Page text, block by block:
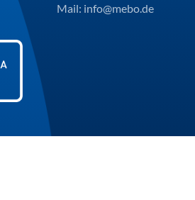
Mail: info@mebo.de